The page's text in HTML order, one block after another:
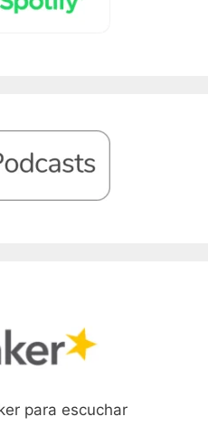
para escuchar